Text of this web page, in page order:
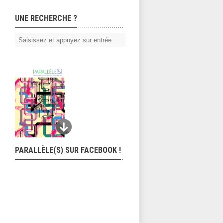
UNE RECHERCHE ?
PARALLÈLE(S) SUR FACEBOOK !